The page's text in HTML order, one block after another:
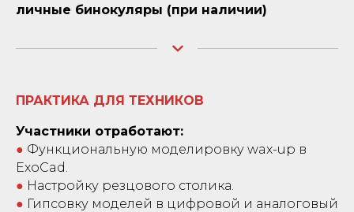
личные бинокуляры (при наличии)
ПРАКТИКА ДЛЯ ТЕХНИКОВ
Участники отработают:
● Функциональную моделировку wax-up в
ExoCad.
● Настройку резцового столика.
● Гипсовку моделей в цифровой и аналоговый